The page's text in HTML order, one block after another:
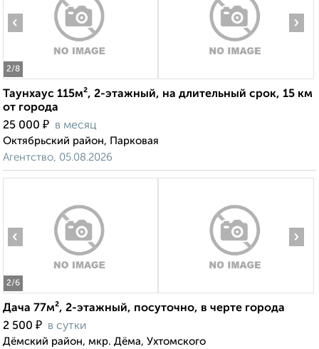
2/8
‹ ›
Таунхаус 115м², 2-этажный, на длительный срок, 15 км
от города
25 000 ₽ в месяц
Октябрьский район, Парковая
Агентство, 05.08.2026
2/6
‹ ›
Дача 77м², 2-этажный, посуточно, в черте города
2 500 ₽ в сутки
Дёмский район, мкр. Дёма, Ухтомского